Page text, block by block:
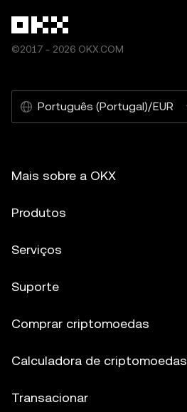
©2017 - 2026 OKX.COM
Português (Portugal)/EUR
Mais sobre a OKX
Produtos
Serviços
Suporte
Comprar criptomoedas
Calculadora de criptomoedas
Transacionar